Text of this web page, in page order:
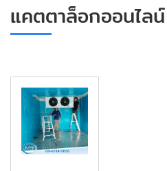
แคตตาล็อกออนไลน์